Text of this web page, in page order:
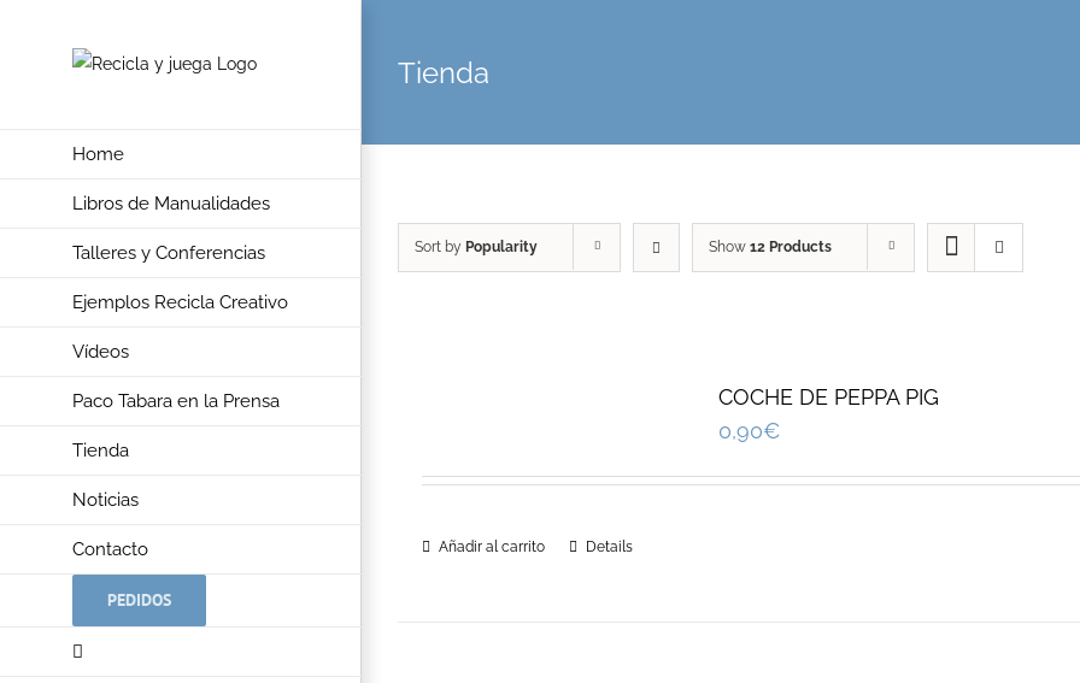
Home
Libros de Manualidades
Talleres y Conferencias
Ejemplos Recicla Creativo
Vídeos
Paco Tabara en la Prensa
Tienda
Noticias
Contacto
PEDIDOS
Tienda
Sort by Popularity Show 12 Products
COCHE DE PEPPA PIG
0,90€
Añadir al carrito Details